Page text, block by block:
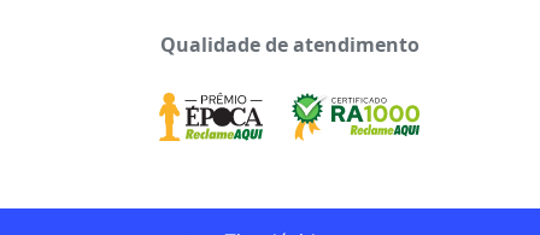
Qualidade de atendimento